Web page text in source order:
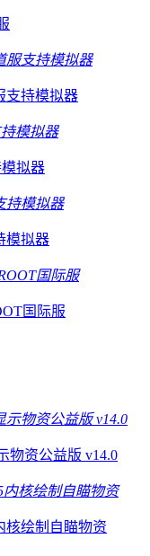
支持模拟器
拟器
模拟器
国际服
物资公益版 v14.0
核绘制自瞄物资